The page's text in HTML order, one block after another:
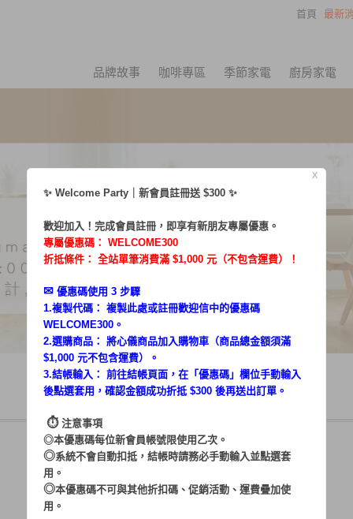
首頁 最新
品牌故事
咖啡專區 季節家電 廚房家電
帳號：
X
✨ Welcome Party｜新會員註冊送 $300 ✨
歡迎加入！完成會員註冊，即享有新朋友專屬優惠。
專屬優惠碼： WELCOME300
折抵條件： 全站單筆消費滿 $1,000 元（不包含運費）！
✉︎ 優惠碼使用 3 步驟
1.複製代碼： 複製此處或註冊歡迎信中的優惠碼
WELCOME300。
2.選購商品： 將心儀商品加入購物車（商品總金額須滿
$1,000 元不包含運費）。
3.結帳輸入： 前往結帳頁面，在「 優惠碼 」欄位手動輸入
後點選套用，確認金額成功折抵 $300 後再送出訂單。
⏱︎ 注意事項
◎本優惠碼每位新會員帳號限使用乙次。
◎系統不會自動扣抵，結帳時請務必手動輸入並點選套
用。
◎本優惠碼不可與其他折扣碼、促銷活動、運費疊加使
用。